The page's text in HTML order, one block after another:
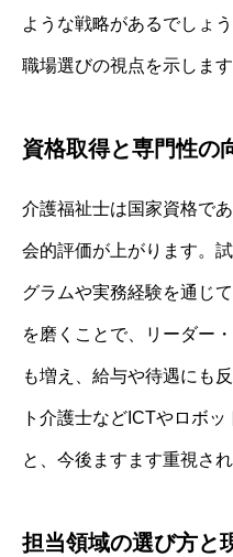
ような戦略があるでしょ
職場選びの視点を示します
資格取得と専門性の
介護福祉士は国家資格で
会的評価が上がります。
グラムや実務経験を通じ
を磨くことで、リーダー
も増え、給与や待遇にも
ト介護士などICTやロボ
と、今後ますます重視され
担当領域の選び方と